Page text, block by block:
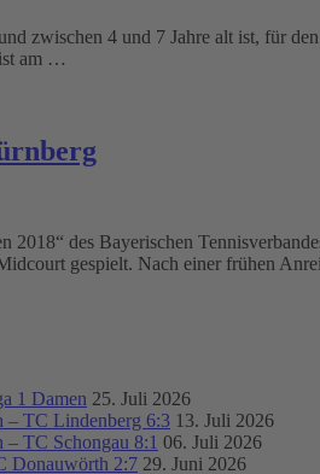
zwischen 4 und 7 Jahre alt ist, für
am …
2018“ des Bayerischen
gespielt. Nach einer frühen
1 Damen 25. Juli 2026
– TC Lindenberg 6:3 13. Juli 2026
TC Schongau 8:1 06. Juli 2026
Donauwörth 2:7 29. Juni 2026